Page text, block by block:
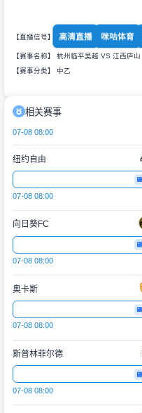
【直播信号】 高清直播 咪咕体育
【赛事名称】 杭州临平吴越 VS 江西庐山
【赛事分类】 中乙
相关赛事
07-08 08:00
纽约自由
07-08 08:00
向日葵FC
07-08 08:00
奥卡斯
07-08 08:00
斯普林菲尔德
07-08 08:00